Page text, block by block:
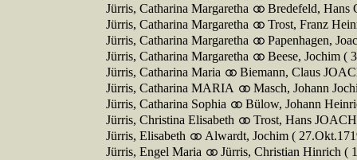
Jürris, Catharina Margaretha
Bredefeld, Hans
Jürris, Catharina Margaretha
Trost, Franz
Jürris, Catharina Margaretha
Papenhagen,
Jürris, Catharina Margaretha
Beese, Jochim (
Jürris, Catharina Maria
Biemann, Claus
Jürris, Catharina MARIA
Masch, Johann
Jürris, Catharina Sophia
Bülow, Johann
Jürris, Christina Elisabeth
Trost, Hans
Jürris, Elisabeth
Alwardt, Jochim (
Jürris, Engel Maria
Jürris, Christian Hinrich (